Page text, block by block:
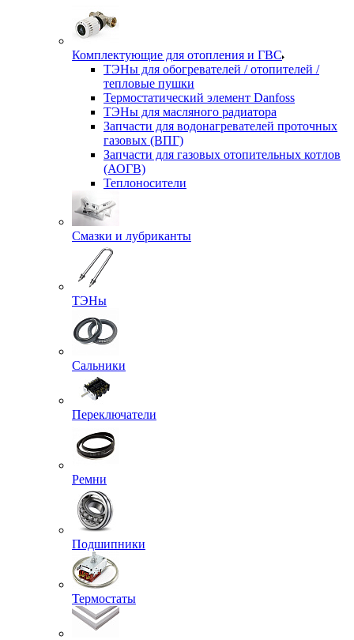
Комплектующие для отопления и ГВС
ТЭНы для обогревателей / отопителей /
тепловые пушки
Термостатический элемент Danfoss
ТЭНы для масляного радиатора
Запчасти для водонагревателей проточных
газовых (ВПГ)
Запчасти для газовых отопительных котлов
(АОГВ)
Теплоносители
Смазки и лубриканты
ТЭНы
Сальники
Переключатели
Ремни
Подшипники
Термостаты